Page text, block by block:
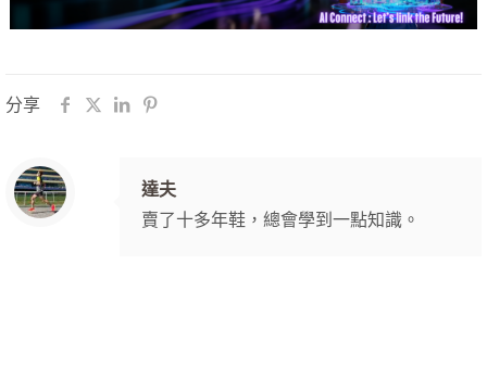
分享
達夫
賣了十多年鞋，總會學到一點知識。